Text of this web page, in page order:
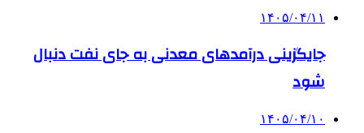
۱۴۰۵/۰۴/۱۱
جایگزینی درآمدهای معدنی به جای نفت دنبال
شود
۱۴۰۵/۰۴/۱۰